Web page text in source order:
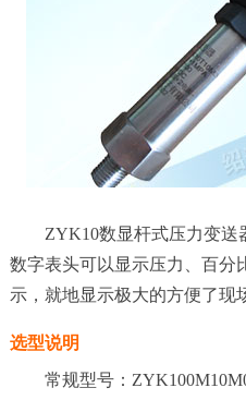
ZYK10数显杆式压力变送
数字表头可以显示压力、百分
示，就地显示极大的方便了现
选型说明
常规型号：